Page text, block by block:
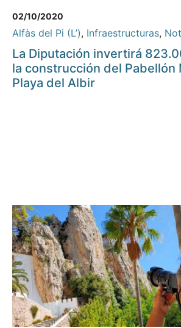
02/10/2020
Alfàs del Pi (L’), Infraestructuras,
La Diputación invertirá
la construcción del Pabellón
Playa del Albir